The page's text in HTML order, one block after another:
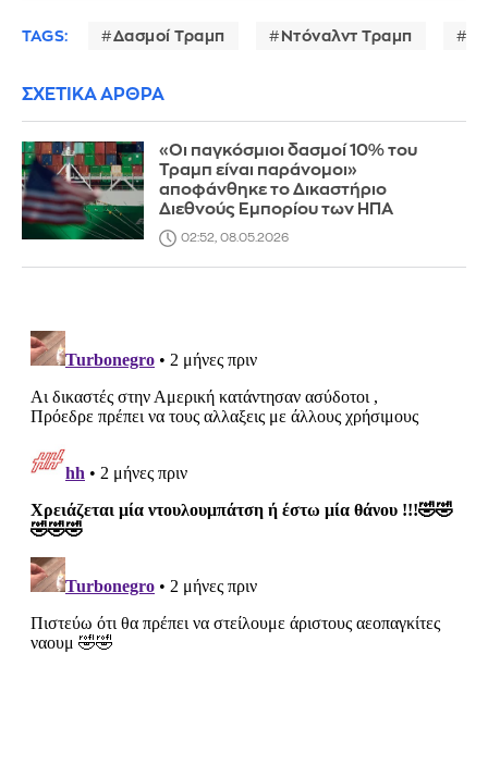
TAGS: Δασμοί Τραμπ Ντόναλντ Τραμπ
ΣΧΕΤΙΚΑ ΑΡΘΡΑ
«Οι παγκόσμιοι δασμοί 10% του
Τραμπ είναι παράνομοι»
αποφάνθηκε το Δικαστήριο
Διεθνούς Εμπορίου των ΗΠΑ
02:52, 08.05.2026